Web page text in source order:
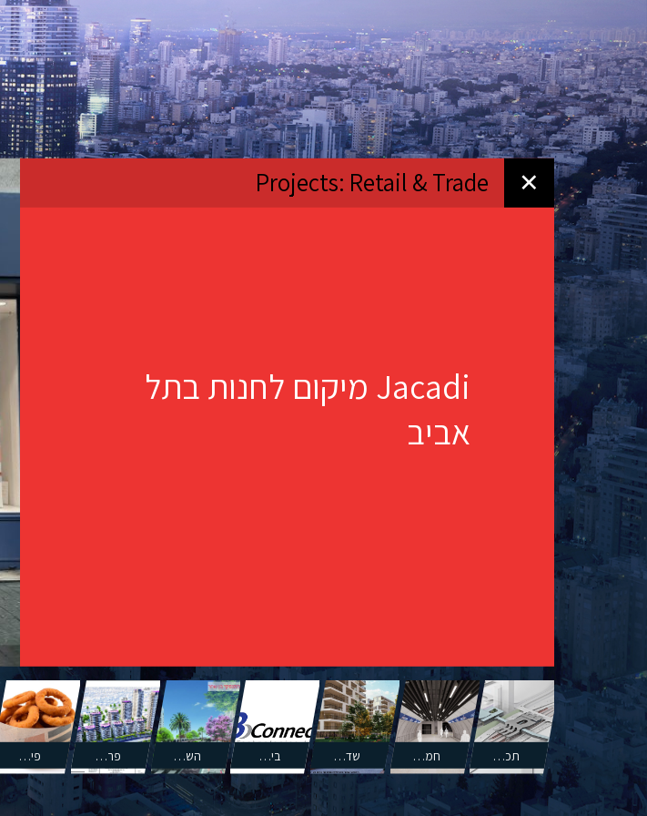
✕
Projects: Retail & Trade
Jacadi מיקום לחנות בתל
אביב
תכנון שטחי מסחר בתחנת סבידור 4 בתל אביב חמשת תתי-מתחמים במערכות הסעת המונים בירושלים שדרת המסחר של אמריקה ישראל בבת ים ביקונקט השדרה באיינשטיין תל-אביב - המשך - כלל ביטוח פרוגרמה כלכלית-תכנונית לשטחי מסחר בפרויקט התחדשות עירונית במתחם קהילת קנדה פילדלפיה